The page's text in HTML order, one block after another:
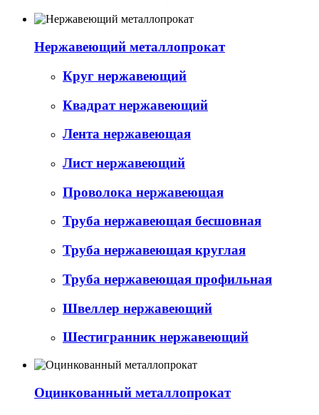
Нержавеющий металлопрокат
Круг нержавеющий
Квадрат нержавеющий
Лента нержавеющая
Лист нержавеющий
Проволока нержавеющая
Труба нержавеющая бесшовная
Труба нержавеющая круглая
Труба нержавеющая профильная
Швеллер нержавеющий
Шестигранник нержавеющий
Оцинкованный металлопрокат